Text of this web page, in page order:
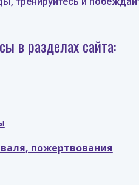
в разделах сайта:
пожертвования